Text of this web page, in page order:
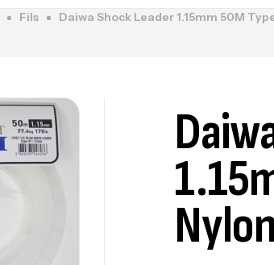
Fils Daiwa Shock Leader 1.15mm 50M
Nylon